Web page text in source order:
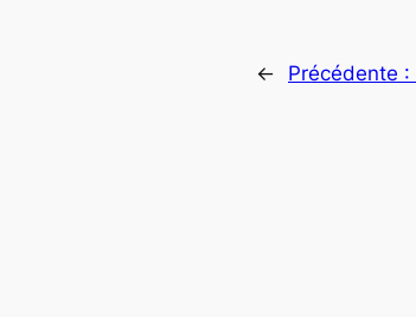
← Précédente :